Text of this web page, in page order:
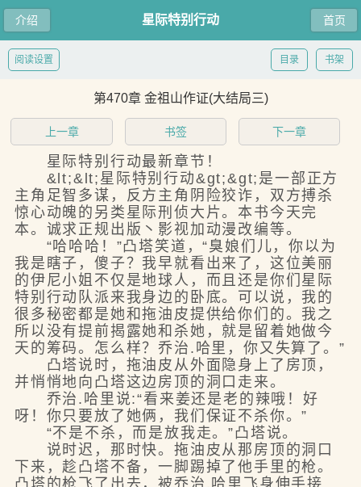
介绍 首页
星际特别行动
书架
目录
阅读设置
第470章 金祖山作证(大结局三)
上一章 书签 下一章
星际特别行动最新章节！
&lt;&lt;星际特别行动&gt;&gt;是一部正方
主角足智多谋，反方主角阴险狡诈，双方搏杀
惊心动魄的另类星际刑侦大片。本书今天完
本。诚求正规出版丶影视加动漫改编等。
“哈哈哈！”凸塔笑道，“臭娘们儿，你以为
我是瞎子，傻子？我早就看出来了，这位美丽
的伊尼小姐不仅是地球人，而且还是你们星际
特别行动队派来我身边的卧底。可以说，我的
很多秘密都是她和拖油皮提供给你们的。我之
所以没有提前揭露她和杀她，就是留着她做今
天的筹码。怎么样？乔治.哈里，你又失算了。”
凸塔说时，拖油皮从外面隐身上了房顶，
并悄悄地向凸塔这边房顶的洞口走来。
乔治.哈里说:“看来姜还是老的辣哦！好
呀！你只要放了她俩，我们保证不杀你。”
“不是不杀，而是放我走。”凸塔说。
说时迟，那时快。拖油皮从那房顶的洞口
下来，趁凸塔不备，一脚踢掉了他手里的枪。
凸塔的枪飞了出去，被乔治.哈里飞身伸手接